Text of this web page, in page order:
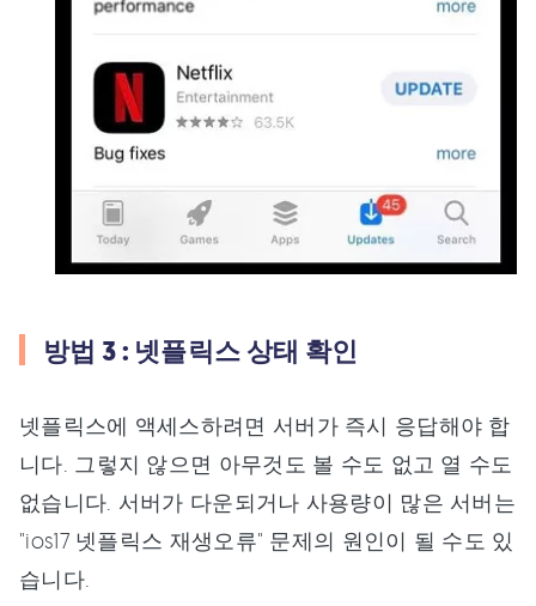
방법 3 : 넷플릭스 상태 확인
넷플릭스에 액세스하려면 서버가 즉시 응답해야 합
니다. 그렇지 않으면 아무것도 볼 수도 없고 열 수도
없습니다. 서버가 다운되거나 사용량이 많은 서버는
"ios17 넷플릭스 재생오류" 문제의 원인이 될 수도 있
습니다.